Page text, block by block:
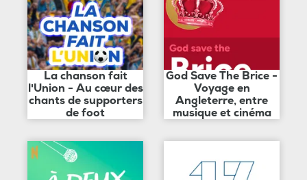
La chanson fait
l'Union - Au cœur des
chants de supporters
de foot
God Save The Brice -
Voyage en
Angleterre, entre
musique et cinéma